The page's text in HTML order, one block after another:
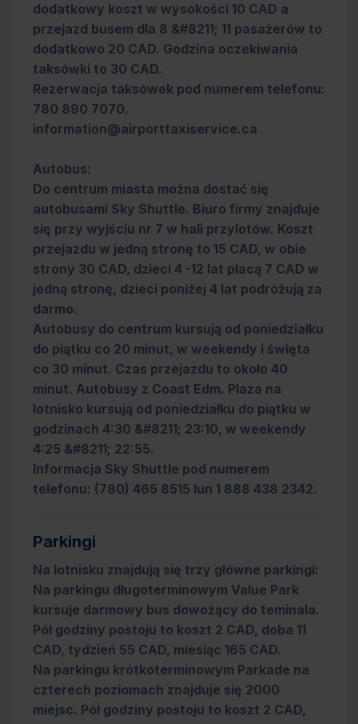
dodatkowy koszt w wysokości 10 CAD a
przejazd busem dla 8 &#8211; 11 pasażerów to
dodatkowo 20 CAD. Godzina oczekiwania
taksówki to 30 CAD.
Rezerwacja taksówek pod numerem telefonu:
780 890 7070.
information@airporttaxiservice.ca
Autobus:
Do centrum miasta można dostać się
autobusami Sky Shuttle. Biuro firmy znajduje
się przy wyjściu nr 7 w hali przylotów. Koszt
przejazdu w jedną stronę to 15 CAD, w obie
strony 30 CAD, dzieci 4 -12 lat płacą 7 CAD w
jedną stronę, dzieci poniżej 4 lat podróżują za
darmo.
Autobusy do centrum kursują od poniedziałku
do piątku co 20 minut, w weekendy i święta
co 30 minut. Czas przejazdu to około 40
minut. Autobusy z Coast Edm. Plaza na
lotnisko kursują od poniedziałku do piątku w
godzinach 4:30 &#8211; 23:10, w weekendy
4:25 &#8211; 22:55.
Informacja Sky Shuttle pod numerem
telefonu: (780) 465 8515 lun 1 888 438 2342.
Parkingi
Na lotnisku znajdują się trzy główne parkingi:
Na parkingu długoterminowym Value Park
kursuje darmowy bus dowożący do teminala.
Pół godziny postoju to koszt 2 CAD, doba 11
CAD, tydzień 55 CAD, miesiąc 165 CAD.
Na parkingu krótkoterminowym Parkade na
czterech poziomach znajduje się 2000
miejsc. Pół godziny postoju to koszt 2 CAD,